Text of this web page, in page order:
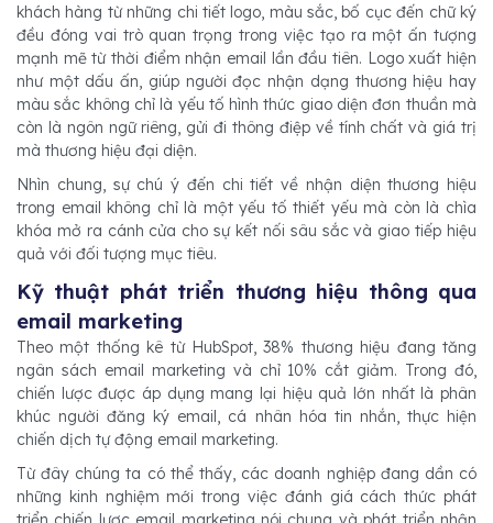
khách hàng từ những chi tiết logo, màu sắc, bố cục đến chữ ký
đều đóng vai trò quan trọng trong việc tạo ra một ấn tượng
mạnh mẽ từ thời điểm nhận email lần đầu tiên. Logo xuất hiện
như một dấu ấn, giúp người đọc nhận dạng thương hiệu hay
màu sắc không chỉ là yếu tố hình thức giao diện đơn thuần mà
còn là ngôn ngữ riêng, gửi đi thông điệp về tính chất và giá trị
mà thương hiệu đại diện.
Nhìn chung, sự chú ý đến chi tiết về nhận diện thương hiệu
trong email không chỉ là một yếu tố thiết yếu mà còn là chìa
khóa mở ra cánh cửa cho sự kết nối sâu sắc và giao tiếp hiệu
quả với đối tượng mục tiêu.
Kỹ thuật phát triển thương hiệu thông qua
email marketing
Theo một thống kê từ HubSpot, 38% thương hiệu đang tăng
ngân sách email marketing và chỉ 10% cắt giảm. Trong đó,
chiến lược được áp dụng mang lại hiệu quả lớn nhất là phân
khúc người đăng ký email, cá nhân hóa tin nhắn, thực hiện
chiến dịch tự động email marketing.
Từ đây chúng ta có thể thấy, các doanh nghiệp đang dần có
những kinh nghiệm mới trong việc đánh giá cách thức phát